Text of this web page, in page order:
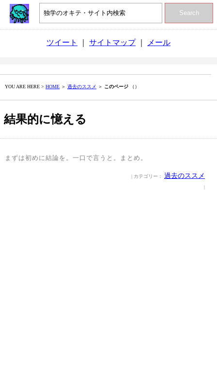
Search
ツイート サイトマップ｜ メール
YOU ARE HERE > HOME ＞ 過去のススメ ＞ このページ （）
結果的に憶える
まずは初めに結論を。一口で言うと。まとめ。
| カテゴリー： 過去のススメ
|